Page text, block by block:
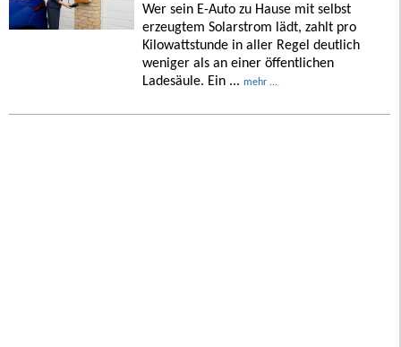
Wer sein E-Auto zu Hause mit selbst
erzeugtem Solarstrom lädt, zahlt pro
Kilowattstunde in aller Regel deutlich
weniger als an einer öffentlichen
Ladesäule. Ein ... mehr ...